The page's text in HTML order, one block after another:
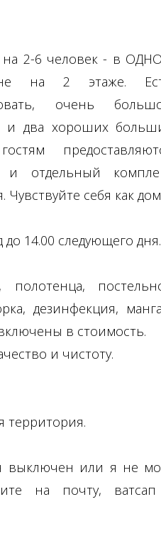
на 2-6 человек - в
на 2 этаже.
очень
и два хороших
и отдельный
Чувствуйте себя как
до 14.00 следующего дня.
полотенца,
дезинфекция,
в стоимость.
и чистоту.
территория.
выключен или я не
на почту,